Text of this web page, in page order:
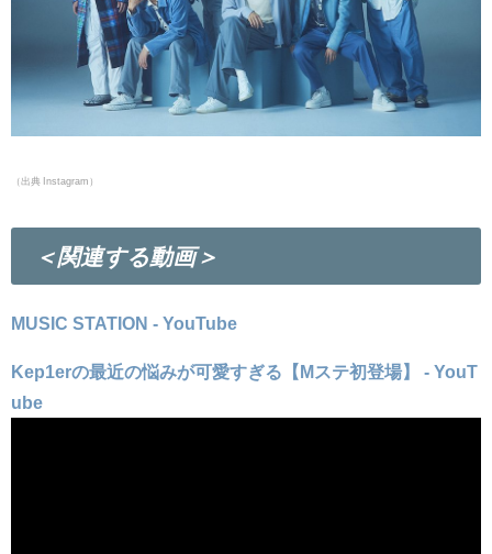
（出典 Instagram）
＜関連する動画＞
MUSIC STATION - YouTube
Kep1erの最近の悩みが可愛すぎる【Mステ初登場】 - YouT
ube